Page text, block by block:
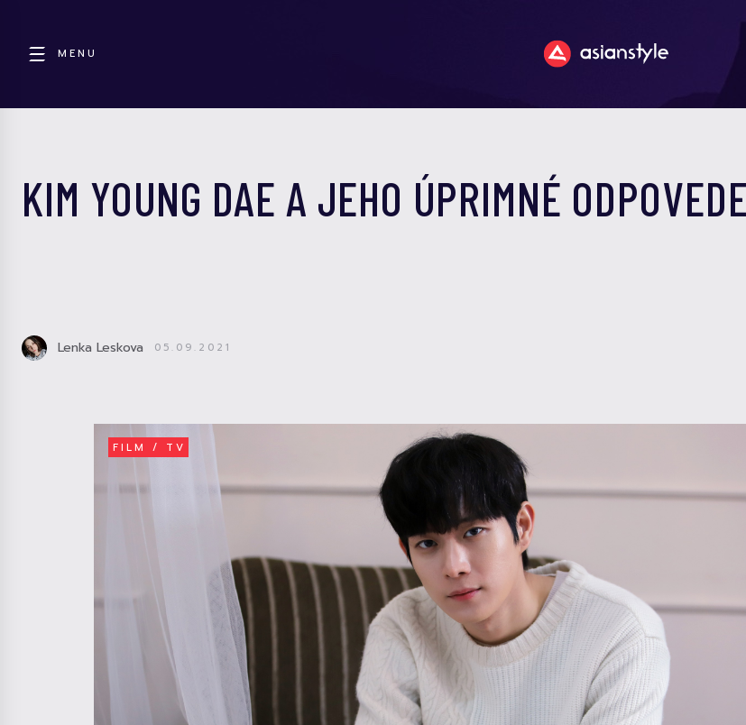
MENU
KIM YOUNG DAE A JEHO ÚPRIMNÉ
Lenka Leskova 05.09.2021
FILM / TV